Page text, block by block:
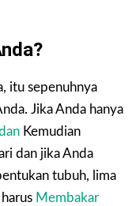
itu sepenuhnya
Jika Anda hanya
Kemudian
dan jika Anda
tubuh, lima
Membakar